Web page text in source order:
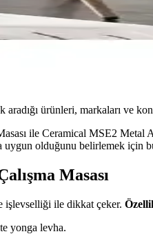
aradığı ürünleri, markaları ve
ile Ceramical MSE2 Metal
uygun olduğunu belirlemek için
Masası
işlevselliği ile dikkat çeker.
yonga levha.